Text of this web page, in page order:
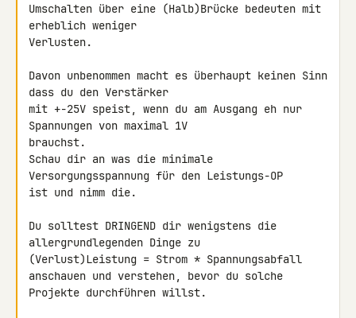
Umschalten über eine (Halb)Brücke bedeuten mit
erheblich weniger
Verlusten.
Davon unbenommen macht es überhaupt keinen Sinn
dass du den Verstärker
mit +-25V speist, wenn du am Ausgang eh nur
Spannungen von maximal 1V
brauchst.
Schau dir an was die minimale
Versorgungsspannung für den Leistungs-OP
ist und nimm die.
Du solltest DRINGEND dir wenigstens die
allergrundlegenden Dinge zu
(Verlust)Leistung = Strom * Spannungsabfall
anschauen und verstehen, bevor du solche
Projekte durchführen willst.